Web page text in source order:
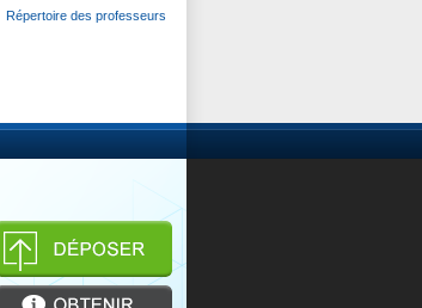
Répertoire des professeurs